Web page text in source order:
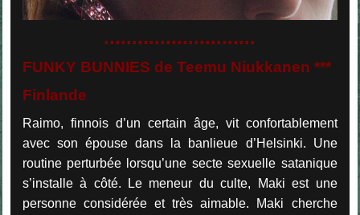
...........................
FUNKY BUNNIES de Teemu Niukkanen ***
Finlande
Raimo, finnois d’un certain âge, vit confortablement
avec son épouse dans la banlieue d’Helsinki. Une
routine perturbée lorsqu’une secte sexuelle satanique
s’installe à côté. Le meneur du culte, Maki est une
personne considérée et très aimable. Maki cherche